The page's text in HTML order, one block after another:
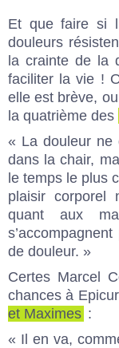
Et que faire si
douleurs
la crainte de la
faciliter la vie !
elle est brève,
la quatrième des
« La douleur ne
dans la chair,
le temps le plus
plaisir corporel
quant aux
de douleur. »
Certes Marcel
chances à
et Maximes :
« Il en va,